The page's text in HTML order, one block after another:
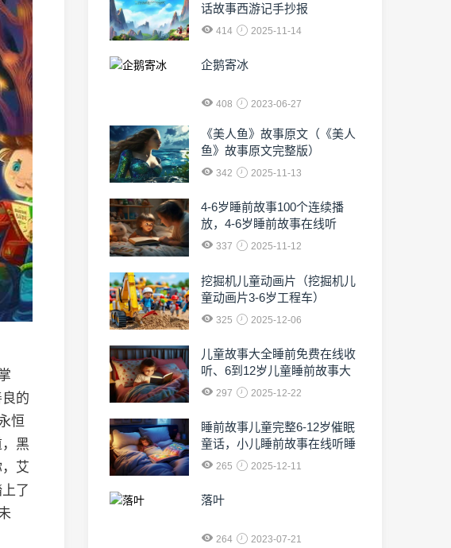
的
恒
黑
艾
了
话故事西游记手抄报
414 2025-11-14
企鹅寄冰
408 2023-06-27
《美人鱼》故事原文（《美人
鱼》故事原文完整版）
342 2025-11-13
4-6岁睡前故事100个连续播
放，4-6岁睡前故事在线听
337 2025-11-12
挖掘机儿童动画片（挖掘机儿
童动画片3-6岁工程车）
325 2025-12-06
儿童故事大全睡前免费在线收
听、6到12岁儿童睡前故事大
全免费收听
297 2025-12-22
睡前故事儿童完整6-12岁催眠
童话，小儿睡前故事在线听睡
催眠小
265 2025-12-11
落叶
264 2023-07-21